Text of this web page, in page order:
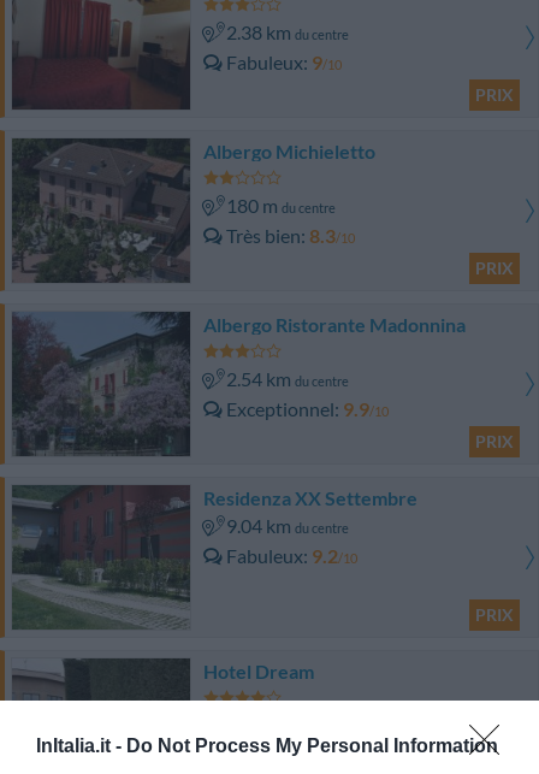
InItalia.it - Do Not Process My Personal Information
2.38 km du centre
Fabuleux 9/10
PRIX
Albergo Michieletto
180 m du centre
Très bien 8.3/10
PRIX
Albergo Ristorante Madonnina
2.54 km du centre
Exceptionnel 9.9/10
PRIX
Residenza XX Settembre
9.04 km du centre
Fabuleux 9.2/10
PRIX
Hotel Dream
Fabuleux 9